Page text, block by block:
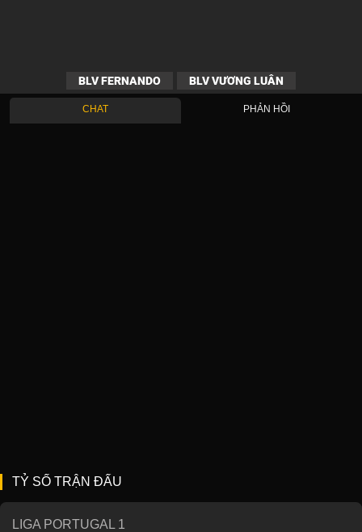
BLV FERNANDO BLV VƯƠNG LUÂN
CHAT PHẢN HỒI
TỶ SỐ TRẬN ĐẤU
LIGA PORTUGAL 1